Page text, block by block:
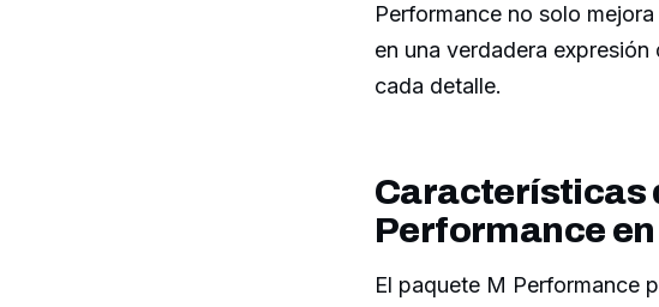
Performance no solo
en una verdadera expresión
cada detalle.
Características
Performance en
El paquete M Performance